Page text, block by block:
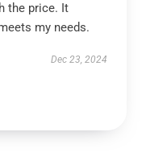
the price. It
my needs.
Dec 23, 2024